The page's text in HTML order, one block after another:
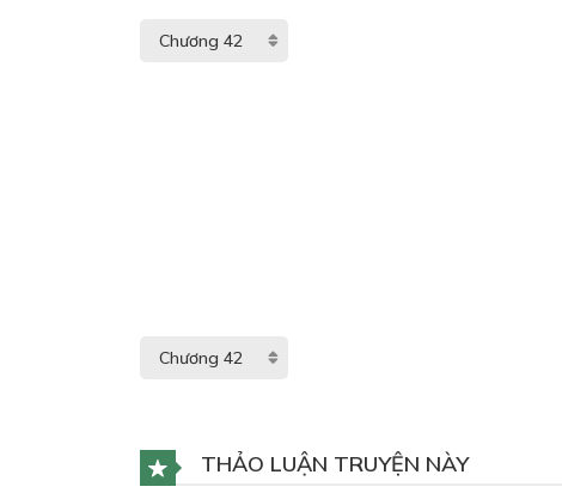
THẢO LUẬN TRUYỆN NÀY